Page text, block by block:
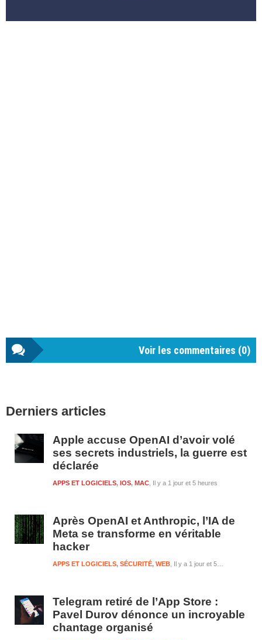
Voir les commentaires (0)
latérale
Derniers articles
Apple accuse OpenAI d’avoir volé
ses secrets industriels, la guerre est
déclarée
Il y a 1 jour et 5 heures
APPS ET LOGICIELS, IOS, MAC
Après OpenAI et Anthropic, l’IA de
Meta se transforme en véritable
hacker
Il y a 1 jour et 5 heures
APPS ET LOGICIELS, SÉCURITÉ, WEB
Telegram retiré de l’App Store :
Pavel Durov dénonce un incroyable
chantage organisé